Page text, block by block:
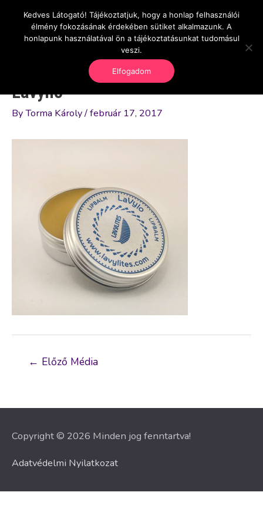
content
OnlineSeedsMan
Üzlet és szabadság
Main
Lavyllo
ByTorma Károly/február 17, 2017
Bejegyzés
← Előző Média
Copyright © 2026 Minden jog fenntartva!
Adatvédelmi Nyilatkozat
Kedves Látogató! Tájékoztatjuk, hogy a honlap felhasználói
élmény fokozásának érdekében sütiket alkalmazunk. A
honlapunk használatával ön a tájékoztatásunkat tudomásul
veszi.
Elfogadom